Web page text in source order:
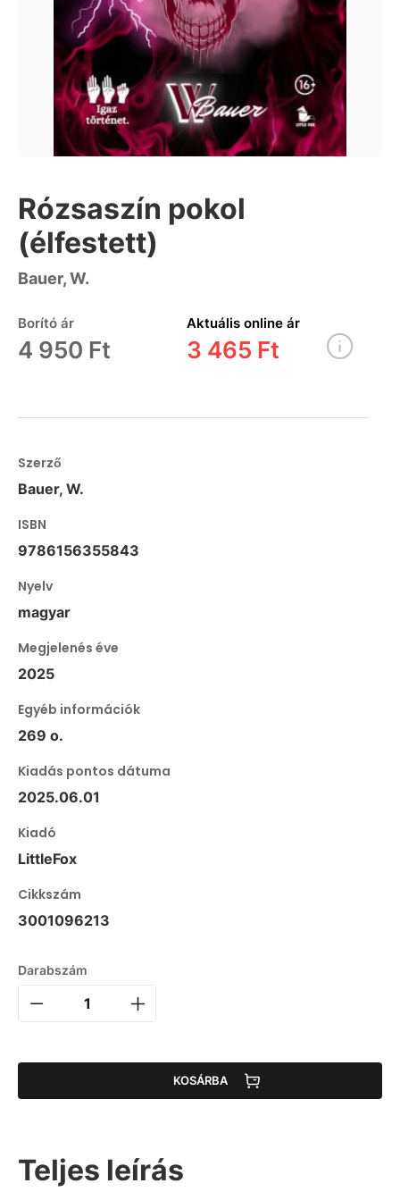
Rózsaszín pokol
(élfestett)
Bauer, W.
Borító ár
4 950 Ft
Aktuális online ár
3 465 Ft
Szerző
Bauer, W.
ISBN
9786156355843
Nyelv
magyar
Megjelenés éve
2025
Egyéb információk
269 o.
Kiadás pontos dátuma
2025.06.01
Kiadó
LittleFox
Cikkszám
3001096213
Darabszám
KOSÁRBA
Teljes leírás